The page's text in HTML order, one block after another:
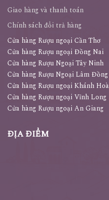
Giao hàng và thanh toán
Chính sách đổi trả hàng
Cửa hàng Rượu ngoại Cần Thơ
Cửa hàng Rượu ngoại Đồng Nai
Cửa hàng Rượu Ngoại Tây Ninh
Cửa hàng Rượu Ngoại Lâm Đồng
Cửa hàng Rượu ngoại Khánh Hoà
Cửa hàng Rượu ngoại Vĩnh Long
Cửa hàng Rượu ngoại An Giang
ĐỊA ĐIỂM